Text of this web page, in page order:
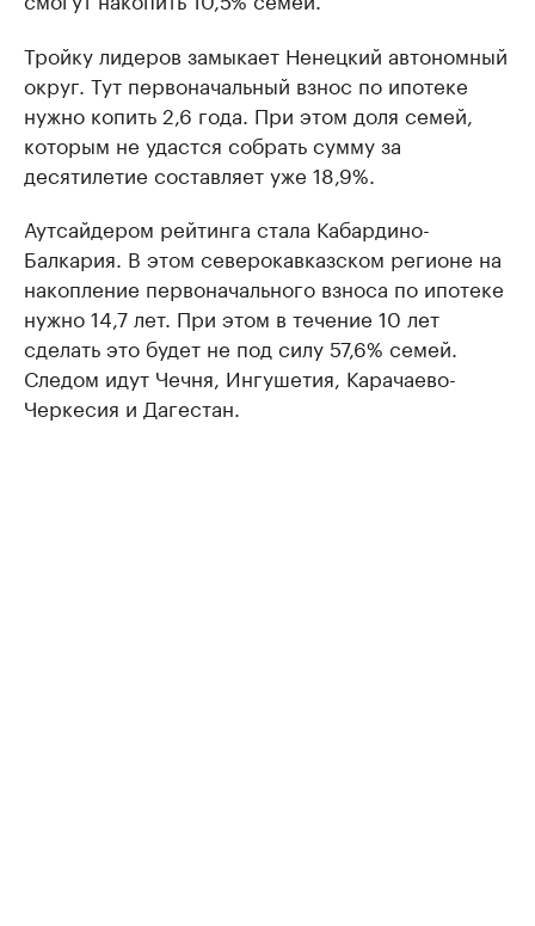
Тройку лидеров замыкает Ненецкий автономный
округ. Тут первоначальный взнос по ипотеке
нужно копить 2,6 года. При этом доля семей,
которым не удастся собрать сумму за
десятилетие составляет уже 18,9%.
Аутсайдером рейтинга стала Кабардино-
Балкария. В этом северокавказском регионе на
накопление первоначального взноса по ипотеке
нужно 14,7 лет. При этом в течение 10 лет
сделать это будет не под силу 57,6% семей.
Следом идут Чечня, Ингушетия, Карачаево-
Черкесия и Дагестан.